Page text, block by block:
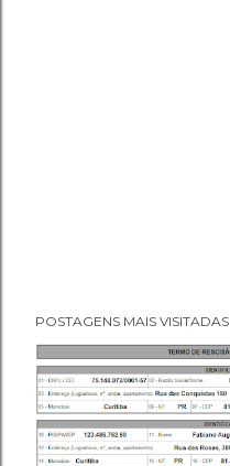
POSTAGENS MAIS VISITADAS